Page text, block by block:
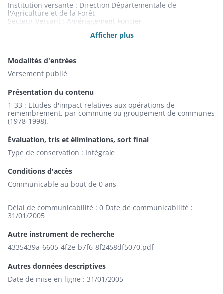
Institution versante : Direction Départementale de
l'Agriculture et de la Forêt
Secteur Versant : Aménagement Foncier
l'Agriculture et de la ForêtAfficher plus
Modalités d'entrées
Versement publié
Présentation du contenu
1-33 : Etudes d'impact relatives aux opérations de
remembrement, par commune ou groupement de communes
(1978-1998).
Évaluation, tris et éliminations, sort final
Type de conservation : Intégrale
Conditions d'accès
Communicable au bout de 0 ans
Délai de communicabilité : 0 Date de communicabilité :
31/01/2005
Autre instrument de recherche
4335439a-6605-4f2e-b7f6-8f2458df5070.pdf
Autres données descriptives
Date de mise en ligne : 31/01/2005